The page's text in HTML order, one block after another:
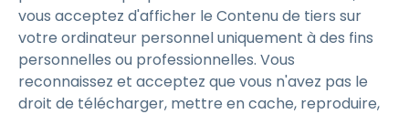
vous acceptez d'afficher le Contenu de tiers sur
votre ordinateur personnel uniquement à des fins
personnelles ou professionnelles. Vous
reconnaissez et acceptez que vous n'avez pas le
droit de télécharger, mettre en cache, reproduire,